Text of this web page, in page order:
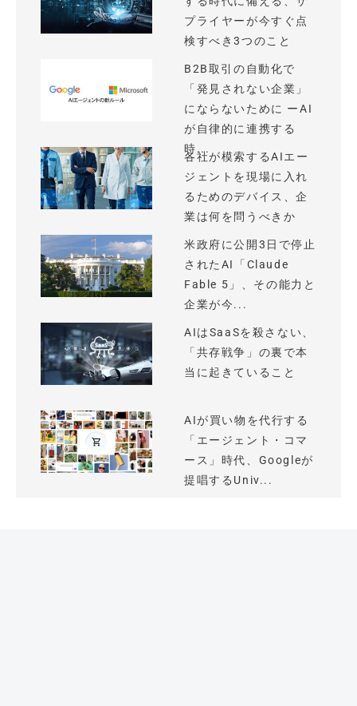
プライヤーが今すぐ点
検すべき3つのこと
B2B取引の自動化で
「発見されない企業」
にならないために ーAI
が自律的に連携する
時...
各社が模索するAIエー
ジェントを現場に入れ
るためのデバイス、企
業は何を問うべきか
米政府に公開3日で停止
されたAI「Claude
Fable 5」、その能力と
企業が今...
AIはSaaSを殺さない、
「共存戦争」の裏で本
当に起きていること
AIが買い物を代行する
「エージェント・コマ
ース」時代、Googleが
提唱するUniv...